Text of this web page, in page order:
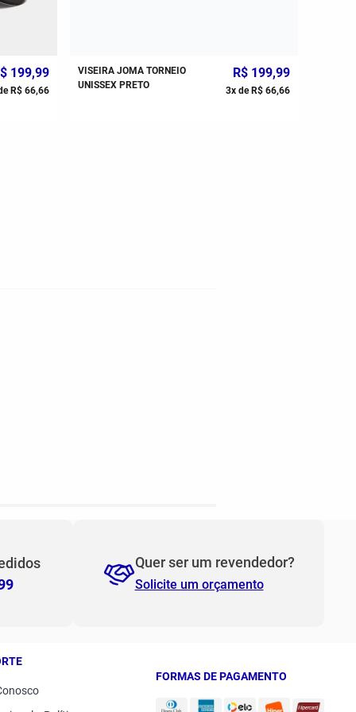
199,99
R$ 66,66
VISEIRA JOMA TORNEIO
UNISSEX PRETO
R$ 199,99
3x de R$ 66,66
Quer ser um revendedor?
Solicite um orçamento
FORMAS DE PAGAMENTO